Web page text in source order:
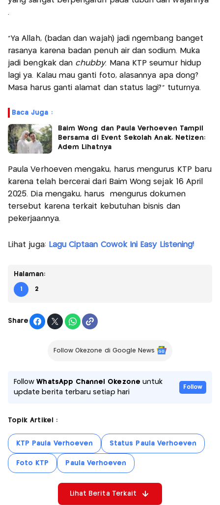
.
“Ya Allah, (badan dan wajah) jadi ngembang banget
rasanya karena badan penuh air dan sodium. Muka
jadi bengkak dan chubby. Mana KTP seumur hidup
lagi ya. Kalau mau ganti foto, alasannya apa dong?
Masa harus ganti alamat dan status lagi?” tuturnya.
Baca Juga :
Baim Wong dan Paula Verhoeven Tampil
Bersama di Event Sekolah Anak, Netizen:
Adem Lihatnya
Paula Verhoeven mengaku, harus mengurus KTP baru
karena telah bercerai dari Baim Wong sejak 16 April
2025. Dia mengaku, harus mengurus dokumen
tersebut karena terkait kebutuhan bisnis dan
pekerjaannya.
Lihat juga: Lagu Ciptaan Cowok Ini Easy Listening!
Halaman:
1 2
Share
Follow Okezone di Google News
FollowWhatsApp Channel Okezone untuk
update berita terbaru setiap hari
Follow
Topik Artikel :
KTP Paula Verhoeven Status Paula Verhoeven
Foto KTP Paula Verhoeven
Lihat Berita Terkait